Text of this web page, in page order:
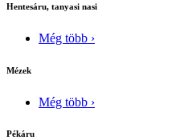
Hentesáru, tanyasi nasi
Még több ›
Mézek
Még több ›
Pékáru